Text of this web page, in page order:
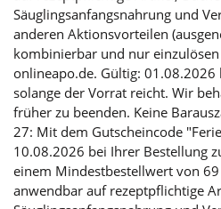
Säuglingsanfangsnahrung und
anderen Aktionsvorteilen
kombinierbar und nur
onlineapo.de. Gültig:
solange der Vorrat reicht. Wir
früher zu beenden. Keine
27: Mit dem Gutscheincode
10.08.2026 bei Ihrer Bestellung
einem Mindestbestellwert von
anwendbar auf rezeptpflichtige